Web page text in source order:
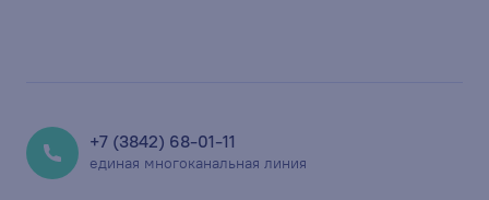
+7 (3842) 68-01-11
единая многоканальная линия